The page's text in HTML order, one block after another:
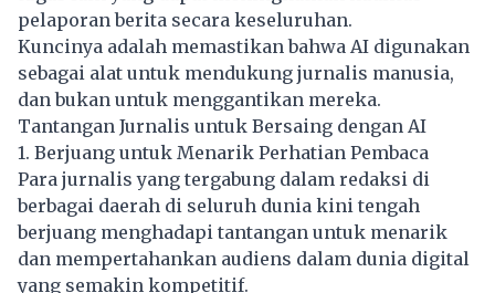
pelaporan berita secara keseluruhan.
Kuncinya adalah memastikan bahwa AI digunakan
sebagai alat untuk mendukung jurnalis manusia,
dan bukan untuk menggantikan mereka.
Tantangan Jurnalis untuk Bersaing dengan AI
1. Berjuang untuk Menarik Perhatian Pembaca
Para jurnalis yang tergabung dalam redaksi di
berbagai daerah di seluruh dunia kini tengah
berjuang menghadapi tantangan untuk menarik
dan mempertahankan audiens dalam dunia digital
yang semakin kompetitif.